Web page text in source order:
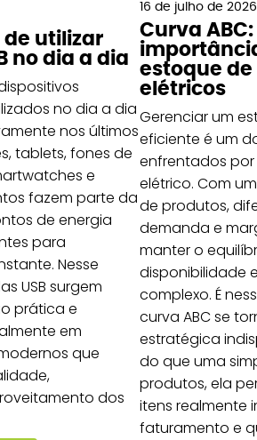
no dia a dia
nos últimos
tablets, fones de
e
fazem parte da
de energia
para
Nesse
USB surgem
prática e
em
que
dos
utilizar
no dia a dia
Gerenciar um
eficiente é um
enfrentados
elétrico. Com
de produtos,
demanda e
manter o
disponibilidade
complexo. É
curva ABC se
estratégica
do que uma
produtos, ela
itens realmente
faturamento e
Curva
estoque
elétricos
16 de julho de 2026